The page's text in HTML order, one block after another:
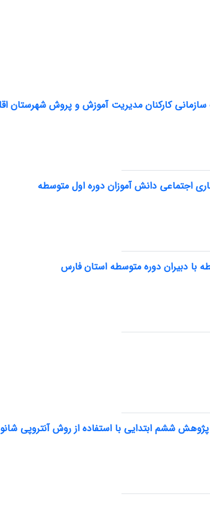
کارکنان مدیریت آموزش و پروش شهرستان
اجتماعی دانش آموزان دوره اول متوسطه
با دبیران دوره متوسطه استان فارس
ششم ابتدایی با استفاده از روش آنتروپی